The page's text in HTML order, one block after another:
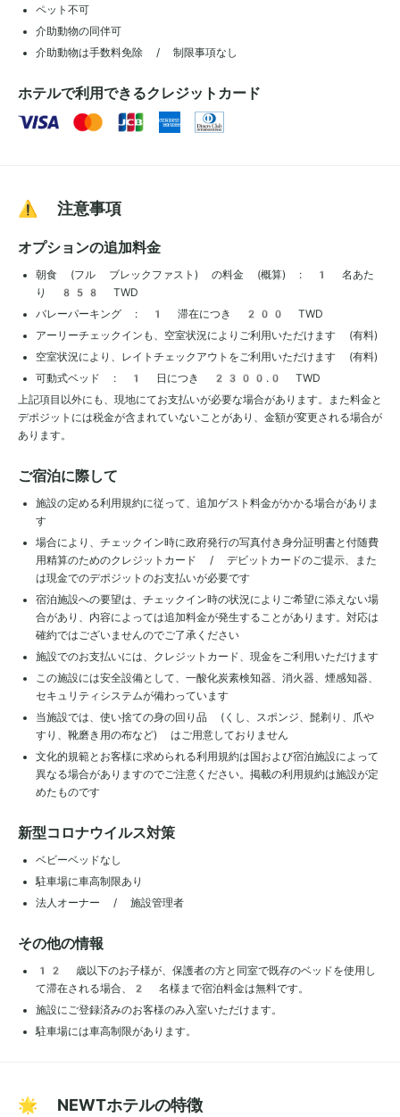
ペット不可
介助動物の同伴可
介助動物は手数料免除 / 制限事項なし
ホテルで利用できるクレジットカード
⚠️ 注意事項
オプションの追加料金
朝食 (フル ブレックファスト) の料金 (概算) : 1 名あた
り 858 TWD
バレーパーキング : 1 滞在につき 200 TWD
アーリーチェックインも、空室状況によりご利用いただけます (有料)
空室状況により、レイトチェックアウトをご利用いただけます (有料)
可動式ベッド : 1 日につき 2300.0 TWD
上記項目以外にも、現地にてお支払いが必要な場合があります。また料金と
デポジットには税金が含まれていないことがあり、金額が変更される場合が
あります。
ご宿泊に際して
施設の定める利用規約に従って、追加ゲスト料金がかかる場合がありま
す
場合により、チェックイン時に政府発行の写真付き身分証明書と付随費
用精算のためのクレジットカード / デビットカードのご提示、また
は現金でのデポジットのお支払いが必要です
宿泊施設への要望は、チェックイン時の状況によりご希望に添えない場
合があり、内容によっては追加料金が発生することがあります。対応は
確約ではございませんのでご了承ください
施設でのお支払いには、クレジットカード、現金をご利用いただけます
この施設には安全設備として、一酸化炭素検知器、消火器、煙感知器、
セキュリティシステムが備わっています
当施設では、使い捨ての身の回り品 (くし、スポンジ、髭剃り、爪や
すり、靴磨き用の布など) はご用意しておりません
文化的規範とお客様に求められる利用規約は国および宿泊施設によって
異なる場合がありますのでご注意ください。掲載の利用規約は施設が定
めたものです
新型コロナウイルス対策
ベビーベッドなし
駐車場に車高制限あり
法人オーナー / 施設管理者
その他の情報
12 歳以下のお子様が、保護者の方と同室で既存のベッドを使用し
て滞在される場合、2 名様まで宿泊料金は無料です。
施設にご登録済みのお客様のみ入室いただけます。
駐車場には車高制限があります。
🌟 NEWTホテルの特徴